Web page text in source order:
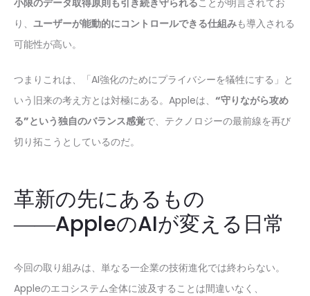
り、 ユーザーが能動的にコントロールできる仕組みも導入される
可能性が高い。
つまりこれは、「AI強化のためにプライバシーを犠牲にする」と
いう旧来の考え方とは対極にある。Appleは、 “守りながら攻め
る”という独自のバランス感覚で、テクノロジーの最前線を再び
切り拓こうとしているのだ。
革新の先にあるもの
――AppleのAIが変える日常
今回の取り組みは、単なる一企業の技術進化では終わらない。
Appleのエコシステム全体に波及することは間違いなく、